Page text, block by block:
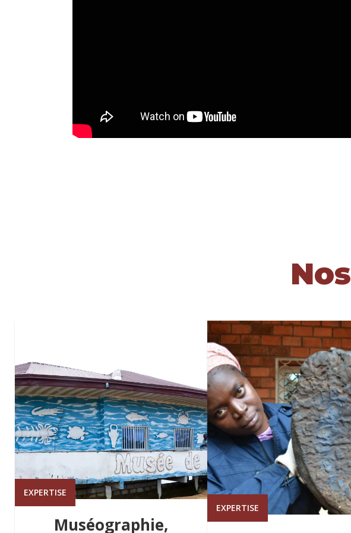
Nos
EXPERTISE
Muséographie,
EXPERTISE